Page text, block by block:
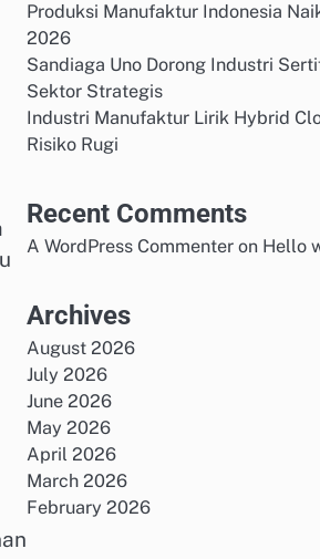
Produksi Manufaktur Indonesia
2026
Sandiaga Uno Dorong Industri
Sektor Strategis
Industri Manufaktur Lirik Hybrid
Risiko Rugi
Recent Comments
A WordPress Commenter on Hello
Archives
August 2026
July 2026
June 2026
May 2026
April 2026
March 2026
February 2026